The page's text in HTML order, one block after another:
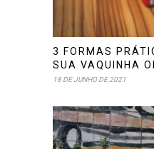
3 FORMAS
SUA VAQUINHA
18 DE JUNHO DE 2021